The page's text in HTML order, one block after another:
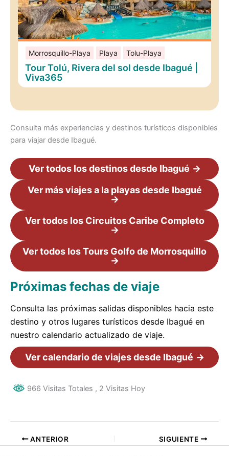
Morrosquillo-Playa Playa Tolu-Playa
Tour Tolú, Rivera del sol desde Ibagué |
Viva365
Consulta más experiencias y destinos turísticos disponibles
para viajar desde Ibagué.
Ver todos los destinos desde Ibagué →
Ver más viajes a la playas desde Ibagué
→
Ver todos los Circuitos Caribe Completo
→
Ver todos los Tours Golfo de Morrosquillo
→
Próximas fechas de viaje
Consulta las próximas salidas disponibles hacia este
destino y otros lugares turísticos desde Ibagué en
nuestro calendario actualizado de viaje.
Ver calendario de viajes desde Ibagué →
966 Visitas Totales , 2 Visitas Hoy
ANTERIOR SIGUIENTE